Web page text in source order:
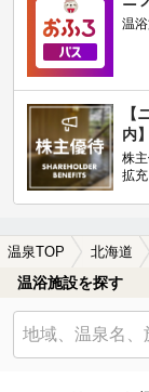
温
【
内】
株
拡
温泉TOP 北海道
温浴施設を探す